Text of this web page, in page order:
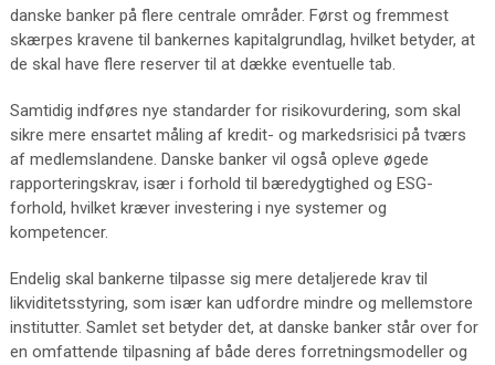
danske banker på flere centrale områder. Først og fremmest
skærpes kravene til bankernes kapitalgrundlag, hvilket betyder, at
de skal have flere reserver til at dække eventuelle tab.
Samtidig indføres nye standarder for risikovurdering, som skal
sikre mere ensartet måling af kredit- og markedsrisici på tværs
af medlemslandene. Danske banker vil også opleve øgede
rapporteringskrav, især i forhold til bæredygtighed og ESG-
forhold, hvilket kræver investering i nye systemer og
kompetencer.
Endelig skal bankerne tilpasse sig mere detaljerede krav til
likviditetsstyring, som især kan udfordre mindre og mellemstore
institutter. Samlet set betyder det, at danske banker står over for
en omfattende tilpasning af både deres forretningsmodeller og